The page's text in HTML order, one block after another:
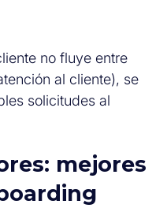
no fluye entre
al cliente), se
solicitudes al
mejores